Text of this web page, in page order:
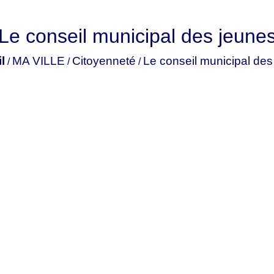
Le conseil municipal des
/ MA VILLE / Citoyenneté / Le conseil municipal